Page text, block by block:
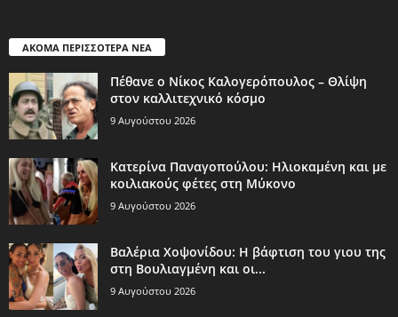
ΑΚΟΜΑ ΠΕΡΙΣΣΟΤΕΡΑ ΝΕΑ
Πέθανε ο Νίκος Καλογερόπουλος – Θλίψη
στον καλλιτεχνικό κόσμο
9 Αυγούστου 2026
Κατερίνα Παναγοπούλου: Ηλιοκαμένη και με
κοιλιακούς φέτες στη Μύκονο
9 Αυγούστου 2026
Βαλέρια Χοψονίδου: Η βάφτιση του γιου της
στη Βουλιαγμένη και οι...
9 Αυγούστου 2026